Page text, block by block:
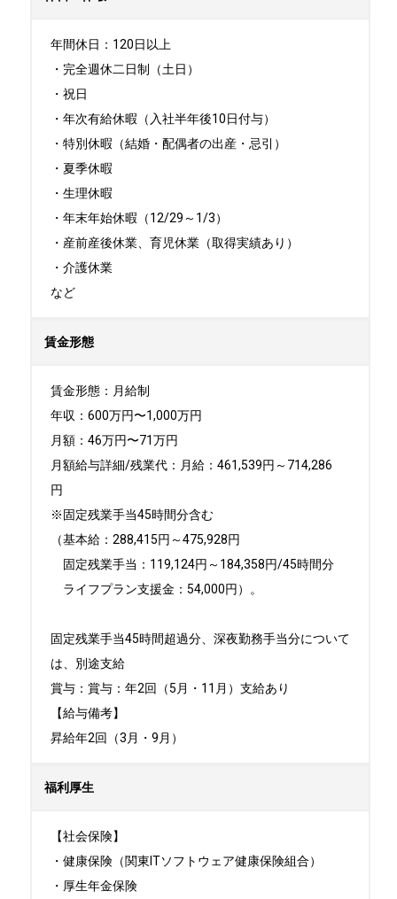
年間休日：120日以上
・完全週休二日制（土日）
・祝日
・年次有給休暇（入社半年後10日付与）
・特別休暇（結婚・配偶者の出産・忌引）
・夏季休暇
・生理休暇
・年末年始休暇（12/29～1/3）
・産前産後休業、育児休業（取得実績あり）
・介護休業
など
賃金形態
賃金形態：月給制
年収：600万円〜1,000万円
月額：46万円〜71万円
月額給与詳細/残業代：月給：461,539円～714,286
円
※固定残業手当45時間分含む
（基本給：288,415円～475,928円
固定残業手当：119,124円～184,358円/45時間分
ライフプラン支援金：54,000円）。
固定残業手当45時間超過分、深夜勤務手当分について
は、別途支給
賞与：賞与：年2回（5月・11月）支給あり
【給与備考】
昇給年2回（3月・9月）
福利厚生
【社会保険】
・健康保険（関東ITソフトウェア健康保険組合）
・厚生年金保険